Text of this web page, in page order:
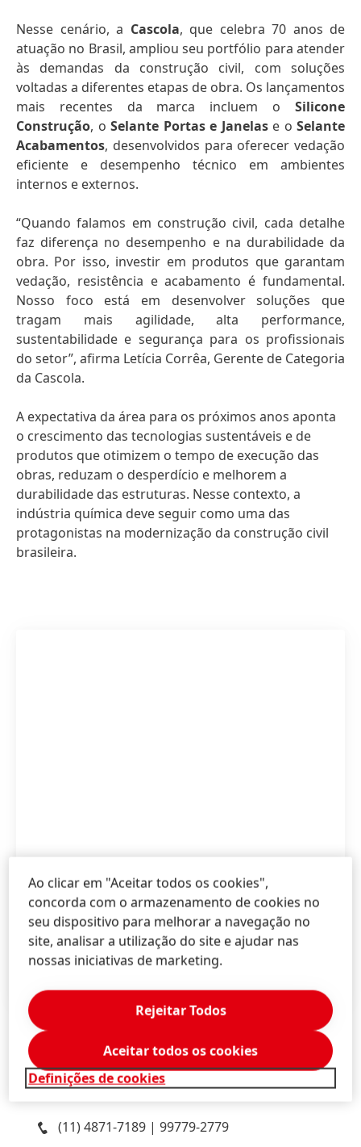
Nesse cenário, a Cascola, que celebra 70 anos de
atuação no Brasil, ampliou seu portfólio para atender
às demandas da construção civil, com soluções
voltadas a diferentes etapas de obra. Os lançamentos
mais recentes da marca incluem o Silicone
Construção, o Selante Portas e Janelase o Selante
Acabamentos, desenvolvidos para oferecer vedação
eficiente e desempenho técnico em ambientes
internos e externos.
“Quando falamos em construção civil, cada detalhe
faz diferença no desempenho e na durabilidade da
obra. Por isso, investir em produtos que garantam
vedação, resistência e acabamento é fundamental.
Nosso foco está em desenvolver soluções que
tragam mais agilidade, alta performance,
sustentabilidade e segurança para os profissionais
do setor”, afirma Letícia Corrêa, Gerente de Categoria
da Cascola.
A expectativa da área para os próximos anos aponta
o crescimento das tecnologias sustentáveis e de
produtos que otimizem o tempo de execução das
obras, reduzam o desperdício e melhorem a
durabilidade das estruturas. Nesse contexto, a
indústria química deve seguir como uma das
protagonistas na modernização da construção civil
brasileira.
High
Low
PriscillaLima
InPress Porter Novelli
(11) 4871-7189 | 99779-2779
Ao clicar em "Aceitar todos os cookies",
concorda com o armazenamento de cookies no
seu dispositivo para melhorar a navegação no
site, analisar a utilização do site e ajudar nas
nossas iniciativas de marketing.
Definições de cookies
Rejeitar Todos
Aceitar todos os cookies